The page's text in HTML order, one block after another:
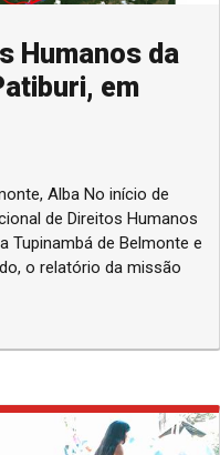
Humanos da
em
No início de
de Direitos Humanos
Tupinambá de Belmonte e
o relatório da missão